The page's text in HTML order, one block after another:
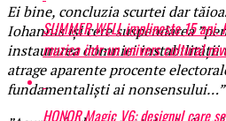
Ei bine, concluzia scurtei dar
Iohannis își cere suspendarea
instaurarea domniei instabilității
atrage aparente procente
fundamentaliști ai nonsensului…”
SUMMER WELL implineste 15
muzica intr-un univers cultural
HONOR Magic V6: designul care